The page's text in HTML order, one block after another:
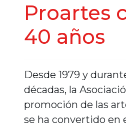
Proartes
40 años
Desde 1979 y
décadas, la
promoción de las
se ha convertido en